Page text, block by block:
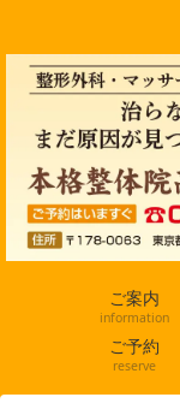
ご案内
information
ご予約
reserve